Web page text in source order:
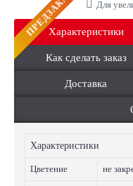
ПРЕДЗАКАЗ Для
Характеристики
Как сделать заказ
Доставка
Характеристики
Цветение не